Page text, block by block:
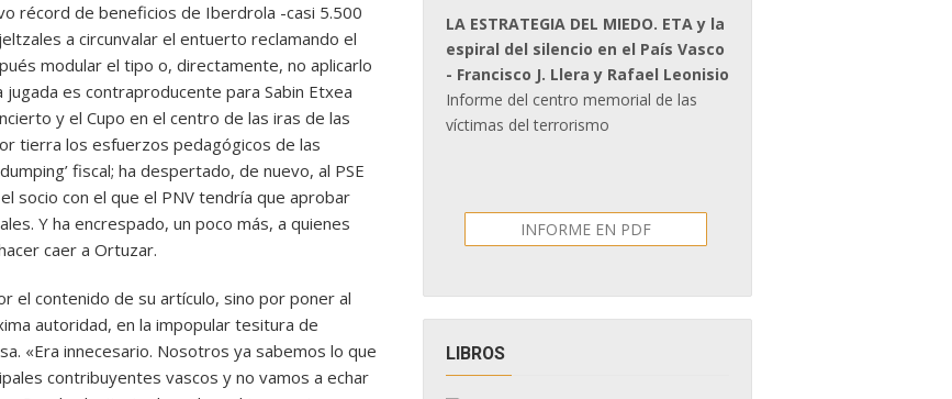
récord de beneficios de Iberdrola -casi 5.500
a circunvalar el entuerto reclamando el
modular el tipo o, directamente, no aplicarlo
es contraproducente para Sabin Etxea
y el Cupo en el centro de las iras de las
tierra los esfuerzos pedagógicos de las
fiscal; ha despertado, de nuevo, al PSE
socio con el que el PNV tendría que aprobar
Y ha encrespado, un poco más, a quienes
caer a Ortuzar.
el contenido de su artículo, sino por poner al
autoridad, en la impopular tesitura de
«Era innecesario. Nosotros ya sabemos lo que
contribuyentes vascos y no vamos a echar
LA ESTRATEGIA DEL MIEDO. ETA y la
espiral del silencio en el País Vasco
- Francisco J. Llera y Rafael Leonisio
Informe del centro memorial de las
víctimas del terrorismo
INFORME EN PDF
LIBROS